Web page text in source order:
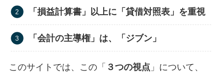
「損益計算書」以上に「貸借対照表」を重視
「会計の主導権」は、「ジブン」
このサイトでは、この「 ３つの視点 」について、